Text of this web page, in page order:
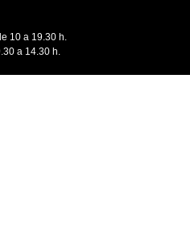
10 a 19.30 h.
a 14.30 h.